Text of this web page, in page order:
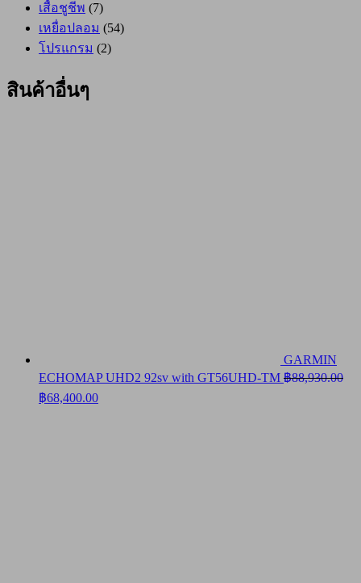
เสื้อชูชีพ (7)
เหยื่อปลอม (54)
โปรแกรม (2)
สินค้าอื่นๆ
GARMIN
ECHOMAP UHD2 92sv with GT56UHD-TM ฿88,930.00
Original
price
฿68,400.00Current
price